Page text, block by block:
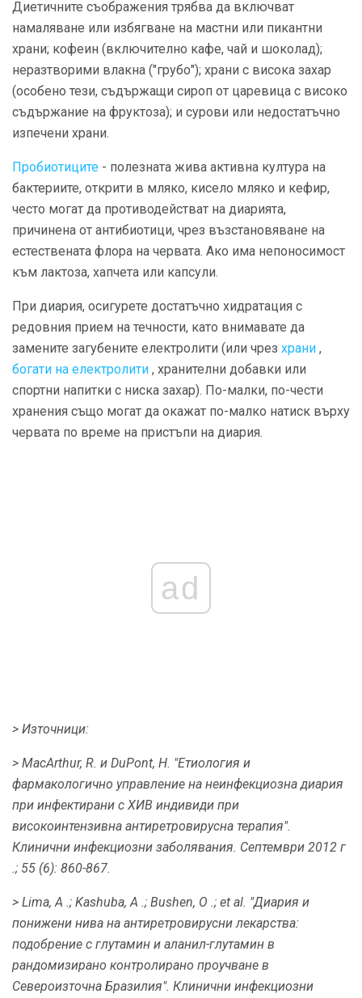
Диетичните съображения трябва да включват
намаляване или избягване на мастни или пикантни
храни; кофеин (включително кафе, чай и шоколад);
неразтворими влакна ("грубо"); храни с висока захар
(особено тези, съдържащи сироп от царевица с високо
съдържание на фруктоза); и сурови или недостатъчно
изпечени храни.
Пробиотиците - полезната жива активна култура на
бактериите, открити в мляко, кисело мляко и кефир,
често могат да противодействат на диарията,
причинена от антибиотици, чрез възстановяване на
естествената флора на червата. Ако има непоносимост
към лактоза, хапчета или капсули.
При диария, осигурете достатъчно хидратация с
редовния прием на течности, като внимавате да
замените загубените електролити (или чрез храни ,
богати на електролити , хранителни добавки или
спортни напитки с ниска захар). По-малки, по-чести
хранения също могат да окажат по-малко натиск върху
червата по време на пристъпи на диария.
ad
> Източници:
> MacArthur, R. и DuPont, Н. "Етиология и
фармакологично управление на неинфекциозна диария
при инфектирани с ХИВ индивиди при
високоинтензивна антиретровирусна терапия".
Клинични инфекциозни заболявания. Септември 2012 г
.; 55 (6): 860-867.
> Lima, A .; Kashuba, A .; Bushen, O .; et al. "Диария и
понижени нива на антиретровирусни лекарства:
подобрение с глутамин и аланил-глутамин в
рандомизирано контролирано проучване в
Североизточна Бразилия". Клинични инфекциозни